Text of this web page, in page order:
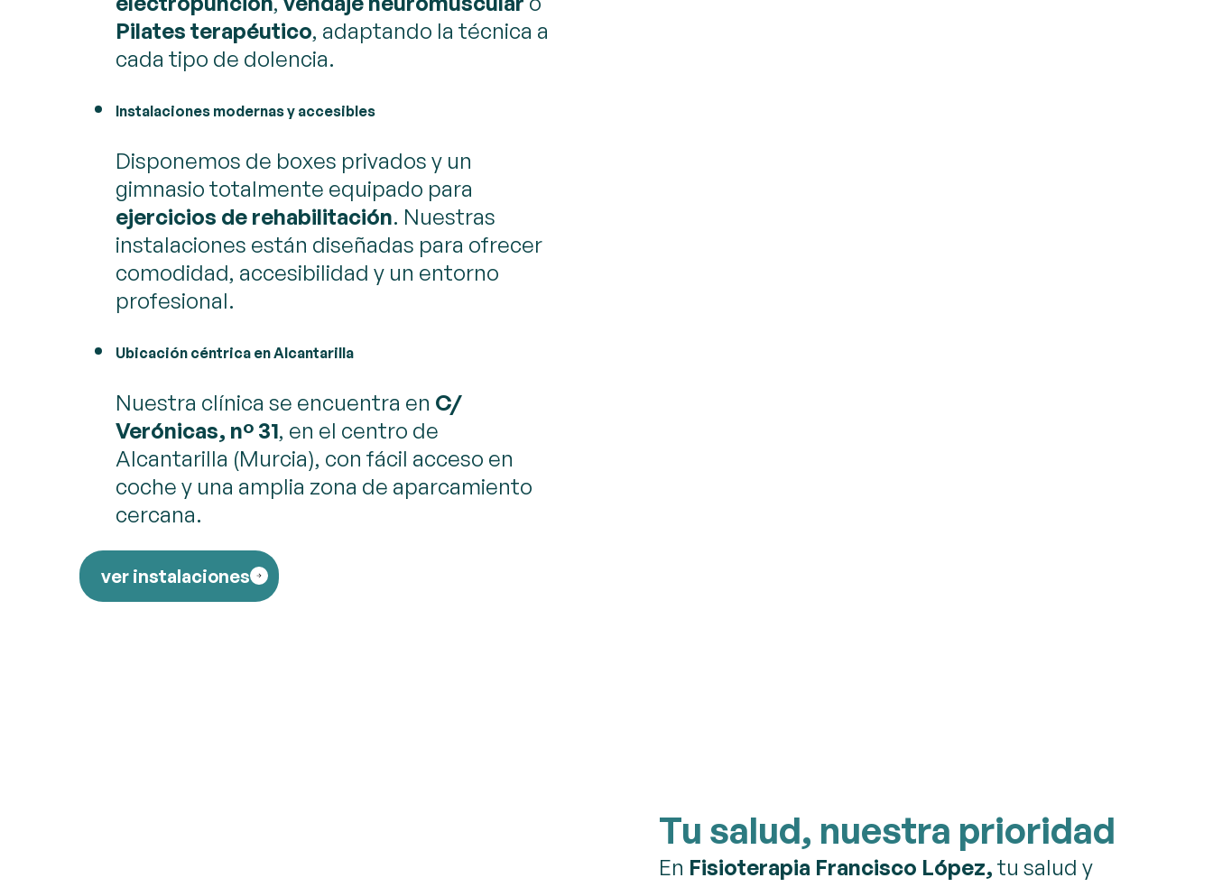
Pilates terapéutico, adaptando la técnica a
cada tipo de dolencia.
Instalaciones modernas y accesibles
Disponemos de boxes privados y un
gimnasio totalmente equipado para
ejercicios de rehabilitación. Nuestras
instalaciones están diseñadas para ofrecer
comodidad, accesibilidad y un entorno
profesional.
Ubicación céntrica en Alcantarilla
Nuestra clínica se encuentra en C/
Verónicas, nº 31, en el centro de
Alcantarilla (Murcia), con fácil acceso en
coche y una amplia zona de aparcamiento
cercana.
ver instalaciones
Tu salud, nuestra prioridad
En Fisioterapia Francisco López, tu salud y